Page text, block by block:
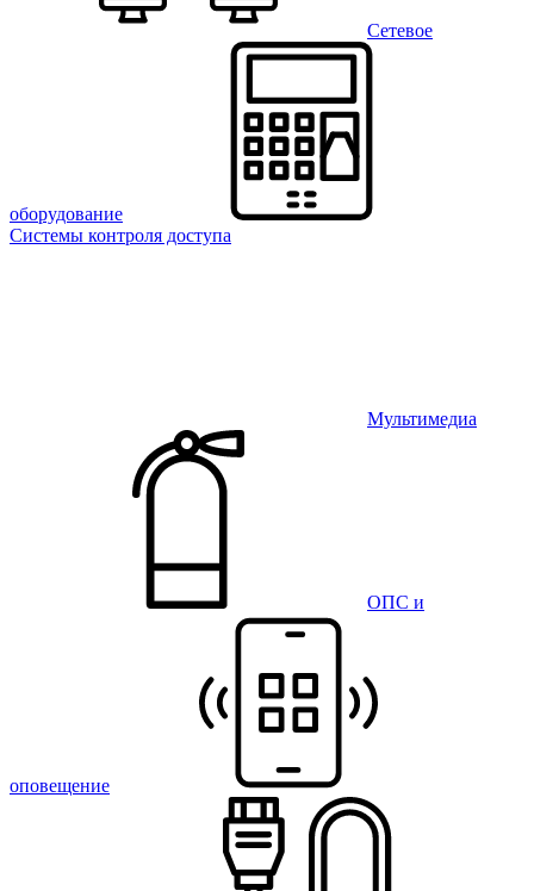
Сетевое
оборудование
Системы контроля доступа
Мультимедиа
ОПС и
оповещение